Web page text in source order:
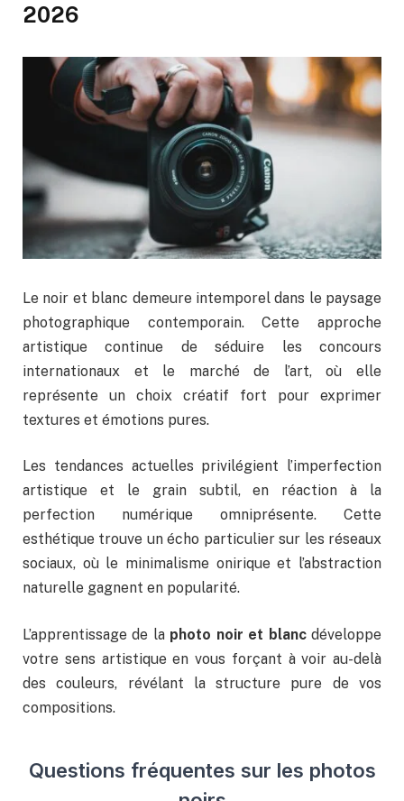
2026
Le noir et blanc demeure intemporel dans le paysage
photographique contemporain. Cette approche
artistique continue de séduire les concours
internationaux et le marché de l’art, où elle
représente un choix créatif fort pour exprimer
textures et émotions pures.
Les tendances actuelles privilégient l’imperfection
artistique et le grain subtil, en réaction à la
perfection numérique omniprésente. Cette
esthétique trouve un écho particulier sur les réseaux
sociaux, où le minimalisme onirique et l’abstraction
naturelle gagnent en popularité.
L’apprentissage de la photo noir et blancdéveloppe
votre sens artistique en vous forçant à voir au-delà
des couleurs, révélant la structure pure de vos
compositions.
Questions fréquentes sur les photos